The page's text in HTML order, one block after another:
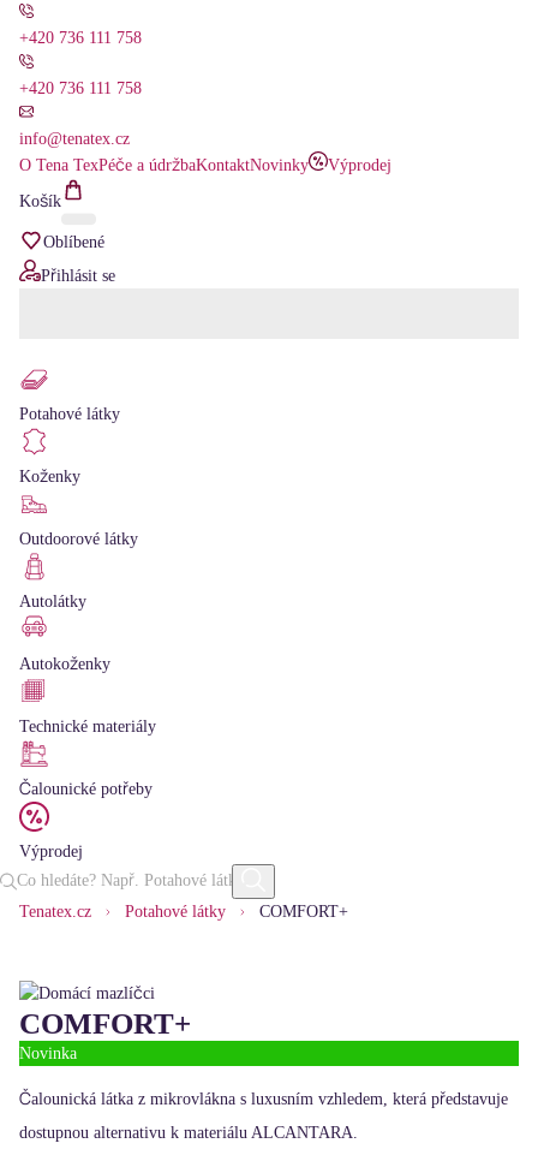
+420 736 111 758
+420 736 111 758
info@tenatex.cz
O Tena TexPéče a údržbaKontaktNovinky Výprodej
Košík
Oblíbené
Přihlásit se
Potahové látky
Koženky
Outdoorové látky
Autolátky
Autokoženky
Technické materiály
Čalounické potřeby
Výprodej
Tenatex.cz Potahové látky COMFORT+
COMFORT+
Novinka
Čalounická látka z mikrovlákna s luxusním vzhledem, která představuje
dostupnou alternativu k materiálu ALCANTARA.